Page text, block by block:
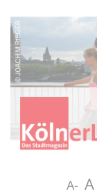
A- A